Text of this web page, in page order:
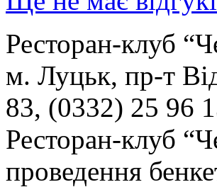
Ресторан-клуб
м. Луцьк, пр-т
83, (0332) 25 96
Ресторан-клуб
проведення